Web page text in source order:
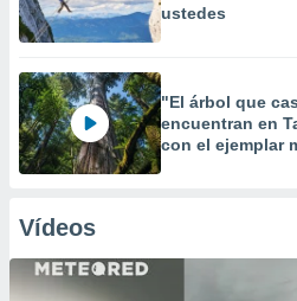
ustedes
"El árbol que
encuentran en
con el ejemplar
Vídeos